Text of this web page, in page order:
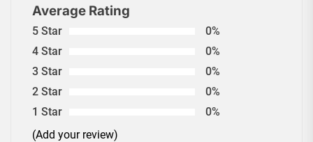
Average Rating
5 Star
0%
4 Star
0%
3 Star
0%
2 Star
0%
1 Star
0%
(Add your review)